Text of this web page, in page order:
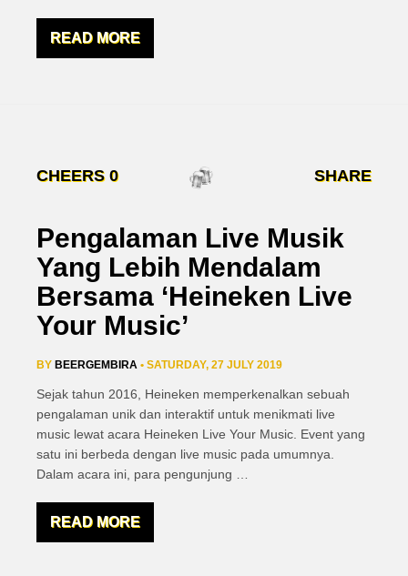
READ MORE
CHEERS 0 SHARE
Pengalaman Live Musik
Yang Lebih Mendalam
Bersama ‘Heineken Live
Your Music’
BY BEERGEMBIRA • SATURDAY, 27 JULY 2019
Sejak tahun 2016, Heineken memperkenalkan sebuah
pengalaman unik dan interaktif untuk menikmati live
music lewat acara Heineken Live Your Music. Event yang
satu ini berbeda dengan live music pada umumnya.
Dalam acara ini, para pengunjung
READ MORE